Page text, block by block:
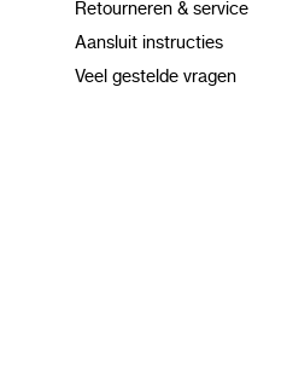
Retourneren & service
Aansluit instructies
Veel gestelde vragen